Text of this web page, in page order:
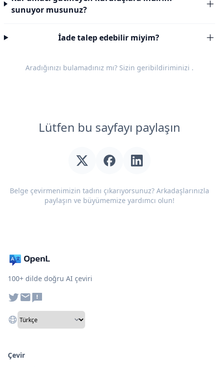
sunuyor musunuz?
İade talep edebilir miyim?
Aradığınızı bulamadınız mı? Sizin geribildiriminizi .
Lütfen bu sayfayı paylaşın
Belge çevirmenimizin tadını çıkarıyorsunuz? Arkadaşlarınızla
paylaşın ve büyümemize yardımcı olun!
100+ dilde doğru AI çeviri
Çevir